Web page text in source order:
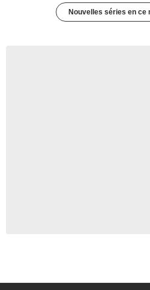
Nouvelles séries en ce